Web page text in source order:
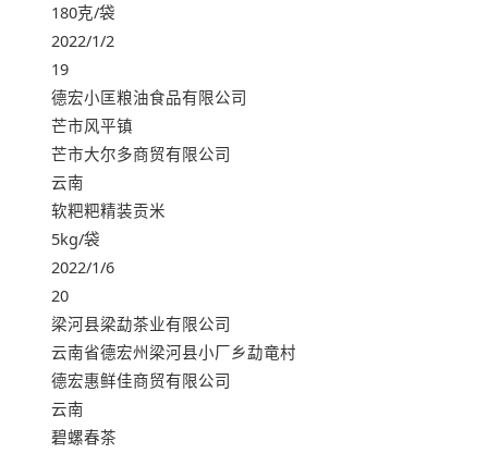
180克/袋
2022/1/2
19
德宏小匡粮油食品有限公司
芒市风平镇
芒市大尔多商贸有限公司
云南
软粑粑精装贡米
5kg/袋
2022/1/6
20
梁河县梁勐茶业有限公司
云南省德宏州梁河县小厂乡勐竜村
德宏惠鲜佳商贸有限公司
云南
碧螺春茶